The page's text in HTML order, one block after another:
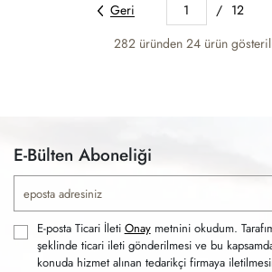
Geri 1 / 12
282 üründen 24 ürün
E-Bülten Aboneliği
E-posta Ticari İleti Onaymetnini okudum.
şeklinde ticari ileti gönderilmesi ve bu
konuda hizmet alınan tedarikçi firmaya